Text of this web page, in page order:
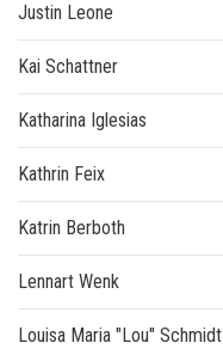
Justin Leone
Kai Schattner
Katharina Iglesias
Kathrin Feix
Katrin Berboth
Lennart Wenk
Louisa Maria "Lou" Schmidt